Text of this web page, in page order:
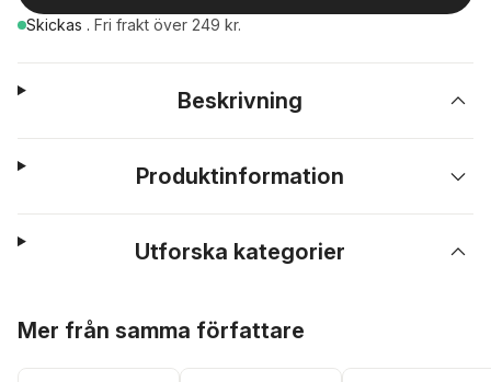
Skickas . Fri frakt över 249 kr.
Beskrivning
Produktinformation
Utforska kategorier
Mer från samma författare